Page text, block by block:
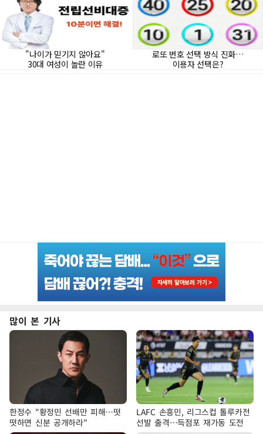
많이 본 기사
한정수 "황정민 선배만 피해…떳
떳하면 신분 공개하라"
LAFC 손흥민, 리그스컵 톨루카전
선발 출격…득점포 재가동 도전